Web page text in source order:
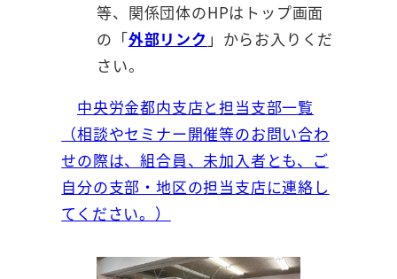
等、関係団体のHPはトップ画面
の「外部リンク 」からお入りくだ
さい。
中央労金都内支店と担当支部一覧
（相談やセミナー開催等のお問い合わ
せの際は、組合員、未加入者とも、ご
自分の支部・地区の担当支店に連絡し
てください。）